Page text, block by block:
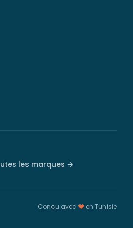
les marques →
Conçu avec ♥ en Tunisie